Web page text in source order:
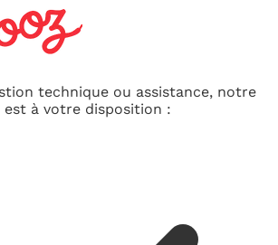
technique ou assistance, notre
à votre disposition :